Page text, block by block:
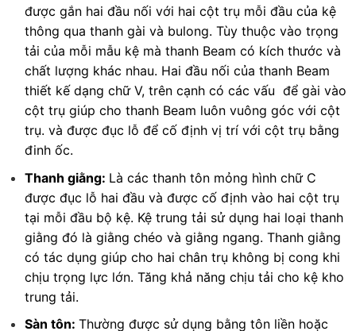
được gắn hai đầu nối với hai cột trụ mỗi đầu của kệ
thông qua thanh gài và bulong. Tùy thuộc vào trọng
tải của mỗi mẫu kệ mà thanh Beam có kích thước và
chất lượng khác nhau. Hai đầu nối của thanh Beam
thiết kế dạng chữ V, trên cạnh có các vấu để gài vào
cột trụ giúp cho thanh Beam luôn vuông góc với cột
trụ. và được đục lỗ để cố định vị trí với cột trụ bằng
đinh ốc.
Thanh giằng: Là các thanh tôn mỏng hình chữ C
được đục lỗ hai đầu và được cố định vào hai cột trụ
tại mỗi đầu bộ kệ. Kệ trung tải sử dụng hai loại thanh
giằng đó là giằng chéo và giằng ngang. Thanh giằng
có tác dụng giúp cho hai chân trụ không bị cong khi
chịu trọng lực lớn. Tăng khả năng chịu tải cho kệ kho
trung tải.
Sàn tôn: Thường được sử dụng bằng tôn liền hoặc